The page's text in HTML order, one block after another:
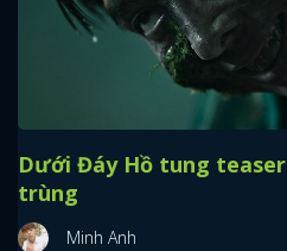
Dưới Đáy Hồ tung
trùng
Minh Anh